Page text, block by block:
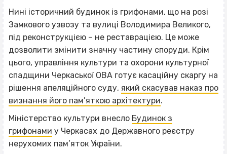
Нині історичний будинок із грифонами, що на розі
Замкового узвозу та вулиці Володимира Великого,
під реконструкцією – не реставрацією. Це може
дозволити змінити значну частину споруди. Крім
цього, управління культури та охорони культурної
спадщини Черкаської ОВА готує касаційну скаргу на
рішення апеляційного суду, який скасував наказ про
визнання його пам’яткою архітектури.
Міністерство культури внесло Будинок з
грифонами у Черкасах до Державного реєстру
нерухомих пам’яток України.